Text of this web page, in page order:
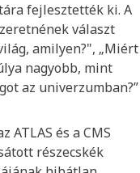
fejlesztették ki. A
választ
amilyen?", „Miért
nagyobb, mint
az univerzumban?”
és a CMS
részecskék